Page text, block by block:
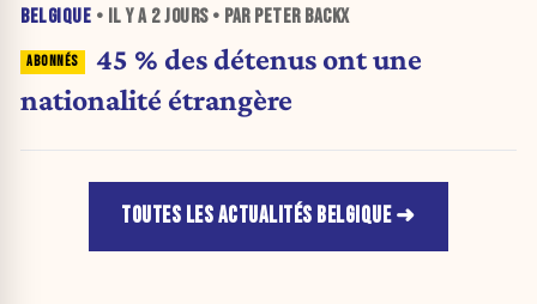
BELGIQUE • IL Y A 2 JOURS• PAR PETER BACKX
45 % des détenus ont une
nationalité étrangère
TOUTES LES ACTUALITÉS BELGIQUE